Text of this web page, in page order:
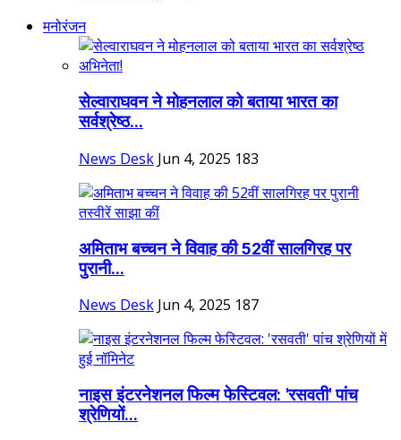
मनोरंजन
सेल्वाराघवन ने मोहनलाल को बताया भारत का
सर्वश्रेष्ठ...
News Desk Jun 4, 2025 183
अमिताभ बच्चन ने विवाह की 52वीं सालगिरह पर
पुरानी...
News Desk Jun 4, 2025 187
नाइस इंटरनेशनल फिल्म फेस्टिवल: 'रसवती' पांच
श्रेणियों...